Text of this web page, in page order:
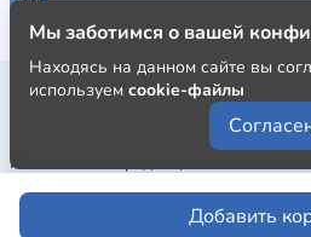
Добавить
Публичная оферта
Пользовательское соглашение
Политика конфиденциальности
Мы заботимся о вашей
Находясь на данном сайте вы
используем cookie-файлы